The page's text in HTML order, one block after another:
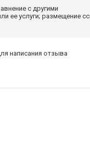
с другими
ее услуги; размещение
написания отзыва